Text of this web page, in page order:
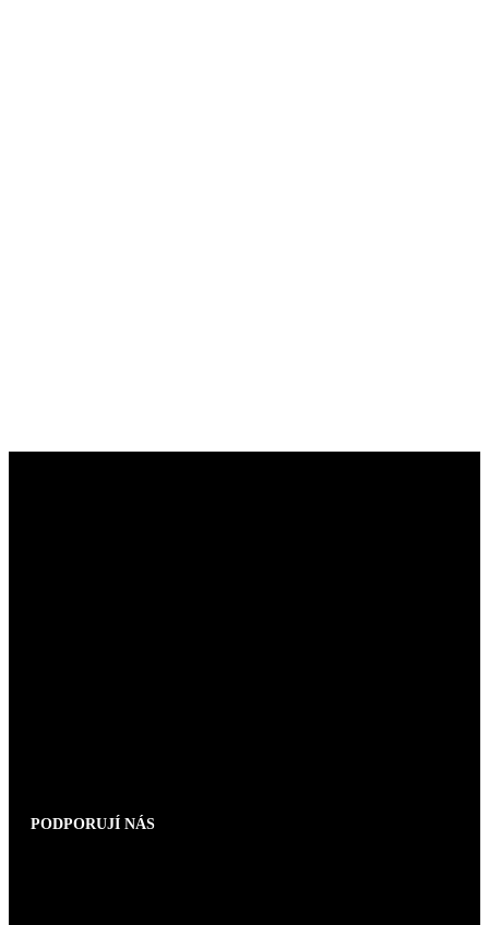
PODPORUJÍ NÁS